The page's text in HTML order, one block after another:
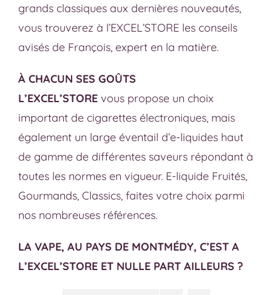
grands classiques aux dernières nouveautés,
vous trouverez à l’EXCEL’STORE les conseils
avisés de François, expert en la matière.
À CHACUN SES GOÛTS
L’EXCEL’STORE vous propose un choix
important de cigarettes électroniques, mais
également un large éventail d’e-liquides haut
de gamme de différentes saveurs répondant à
toutes les normes en vigueur. E-liquide Fruités,
Gourmands, Classics, faites votre choix parmi
nos nombreuses références.
LA VAPE, AU PAYS DE MONTMÉDY, C’EST A
L’EXCEL’STORE ET NULLE PART AILLEURS ?